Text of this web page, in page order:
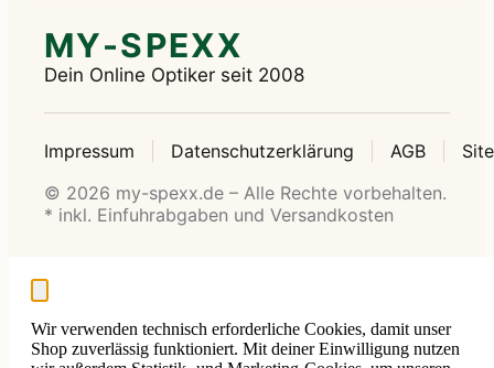
MY-SPEXX
Dein Online Optiker seit 2008
Impressum Datenschutzerklärung AGB
© 2026 my-spexx.de – Alle Rechte vorbehalten.
* inkl. Einfuhrabgaben und Versandkosten
Wir verwenden technisch erforderliche Cookies, damit unser
Shop zuverlässig funktioniert. Mit deiner Einwilligung nutzen